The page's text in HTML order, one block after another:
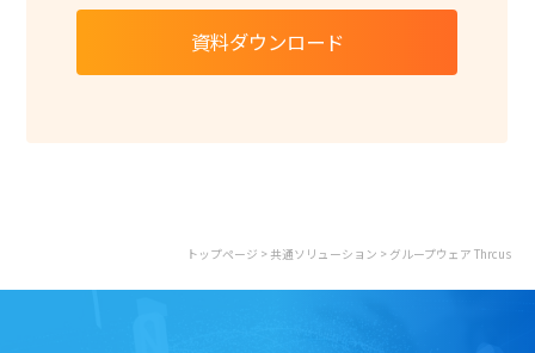
トップページ > 共通ソリューション > グループウェア Thrcus
資料ダウンロード